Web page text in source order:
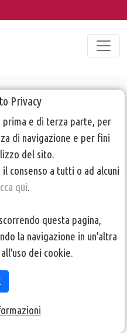
Privacy
e di terza parte, per
di navigazione e per fini
del sito.
consenso a tutti o ad alcuni
qui.
questa pagina,
la navigazione in un'altra
dei cookie.
DEI SOCI